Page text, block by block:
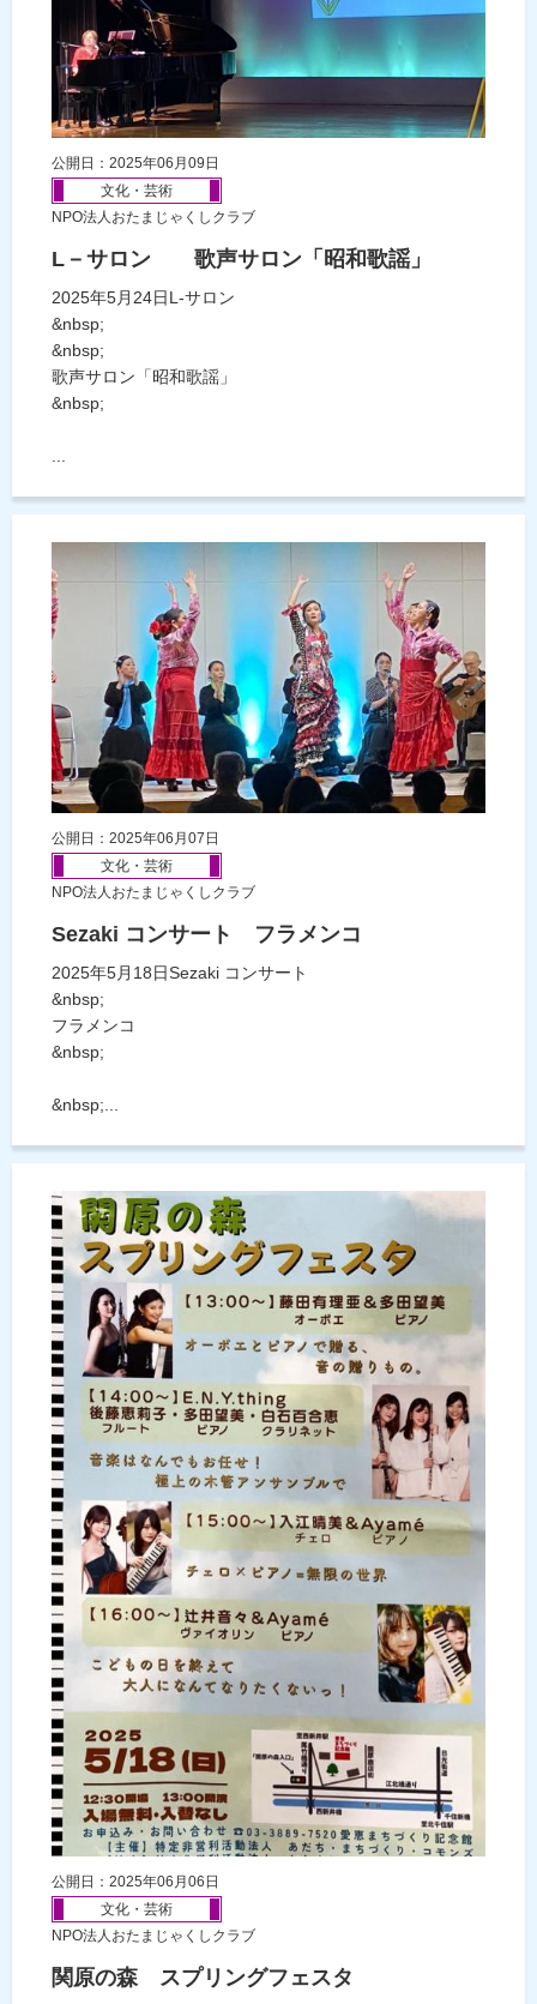
公開日：2025年06月09日
文化・芸術
NPO法人おたまじゃくしクラブ
L－サロン 歌声サロン「昭和歌謡」
2025年5月24日L-サロン
&nbsp;
&nbsp;
歌声サロン「昭和歌謡」
&nbsp;
...
公開日：2025年06月07日
文化・芸術
NPO法人おたまじゃくしクラブ
Sezaki コンサート フラメンコ
2025年5月18日Sezaki コンサート
&nbsp;
フラメンコ
&nbsp;
&nbsp;...
公開日：2025年06月06日
文化・芸術
NPO法人おたまじゃくしクラブ
関原の森 スプリングフェスタ